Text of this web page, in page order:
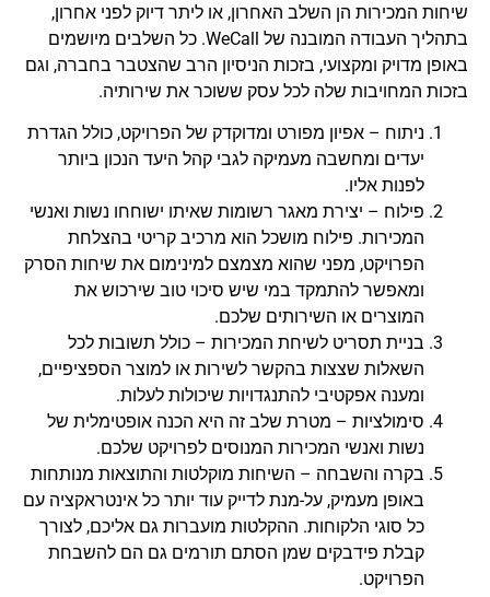
שיחות המכירות הן השלב האחרון, או ליתר דיוק לפני אחרון,
בתהליך העבודה המובנה של WeCall. כל השלבים מיושמים
באופן מדויק ומקצועי, בזכות הניסיון הרב שהצטבר בחברה, וגם
בזכות המחויבות שלה לכל עסק ששוכר את שירותיה.
ניתוח – אפיון מפורט ומדוקדק של הפרויקט, כולל הגדרת
יעדים ומחשבה מעמיקה לגבי קהל היעד הנכון ביותר
לפנות אליו.
פילוח – יצירת מאגר רשומות שאיתו ישוחחו נשות ואנשי
המכירות. פילוח מושכל הוא מרכיב קריטי בהצלחת
הפרויקט, מפני שהוא מצמצם למינימום את שיחות הסרק
ומאפשר להתמקד במי שיש סיכוי טוב שירכוש את
המוצרים או השירותים שלכם.
בניית תסריט לשיחת המכירות – כולל תשובות לכל
השאלות שצצות בהקשר לשירות או למוצר הספציפיים,
ומענה אפקטיבי להתנגדויות שיכולות לעלות.
סימולציות – מטרת שלב זה היא הכנה אופטימלית של
נשות ואנשי המכירות המנוסים לפרויקט שלכם.
בקרה והשבחה – השיחות מוקלטות והתוצאות מנותחות
באופן מעמיק, על-מנת לדייק עוד יותר כל אינטראקציה עם
כל סוגי הלקוחות. ההקלטות מועברות גם אליכם, לצורך
קבלת פידבקים שמן הסתם תורמים גם הם להשבחת
הפרויקט.